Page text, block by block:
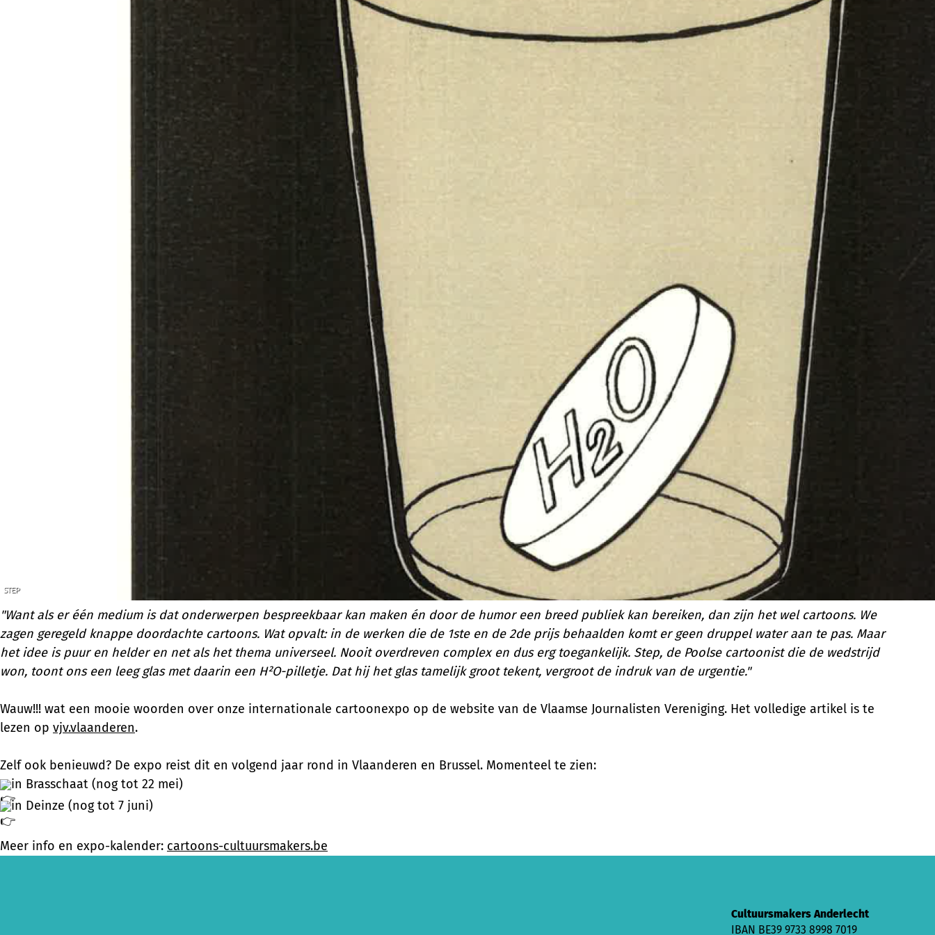
"Want als er één medium is dat onderwerpen bespreekbaar kan maken én door de humor een breed publiek kan bereiken, dan zijn het wel cartoons. We
zagen geregeld knappe doordachte cartoons. Wat opvalt: in de werken die de 1ste en de 2de prijs behaalden komt er geen druppel water aan te pas. Maar
het idee is puur en helder en net als het thema universeel. Nooit overdreven complex en dus erg toegankelijk. Step, de Poolse cartoonist die de wedstrijd
won, toont ons een leeg glas met daarin een H²O-pilletje. Dat hij het glas tamelijk groot tekent, vergroot de indruk van de urgentie."
Wauw!!! wat een mooie woorden over onze internationale cartoonexpo op de website van de Vlaamse Journalisten Vereniging. Het volledige artikel is te
lezen op vjv.vlaanderen.
Zelf ook benieuwd? De expo reist dit en volgend jaar rond in Vlaanderen en Brussel. Momenteel te zien:
in Brasschaat (nog tot 22 mei)
in Deinze (nog tot 7 juni)
Meer info en expo-kalender: cartoons-cultuursmakers.be
Cultuursmakers Anderlecht
IBAN BE39 9733 8998 7019